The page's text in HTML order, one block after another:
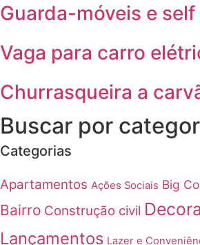
Guarda-móveis e
Vaga para carro
Churrasqueira a
Buscar por
Categorias
Apartamentos Ações Sociais Big
Bairro Construção civil
Lançamentos Lazer e